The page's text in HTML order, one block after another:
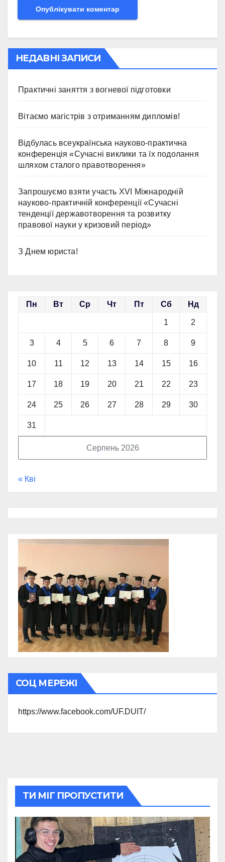
НЕДАВНІ ЗАПИСИ
Практичні заняття з вогневої підготовки
Вітаємо магістрів з отриманням дипломів!
Відбулась всеукраїнська науково-практична
конференція «Сучасні виклики та їх подолання
шляхом сталого правотворення»
Запрошуємо взяти участь ХVІ Міжнародній
науково-практичній конференції «Сучасні
тенденції державотворення та розвитку
правової науки у кризовий період»
З Днем юриста!
Серпень 2026
Пн Вт Ср Чт Пт Сб Нд
1 2
3 4 5 6 7 8 9
10 11 12 13 14 15 16
17 18 19 20 21 22 23
24 25 26 27 28 29 30
31
« Кві
СОЦ МЕРЕЖІ
https://www.facebook.com/UF.DUIT/
ТИ МІГ ПРОПУСТИТИ